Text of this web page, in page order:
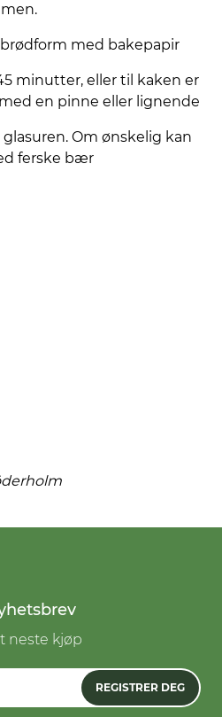
med bakepapir
minutter, eller til kaken er
en pinne eller lignende
Om ønskelig kan
ferske bær
neste kjøp
REGISTRER DEG